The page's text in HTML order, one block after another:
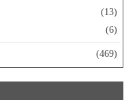
(13)
(6)
(469)